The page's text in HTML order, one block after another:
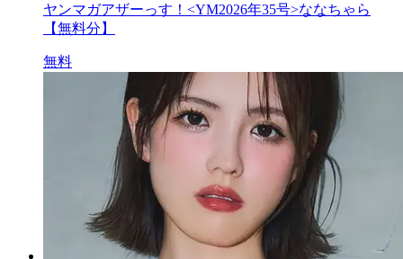
ヤンマガアザーっす！<YM2026年35号>ななちゃら
【無料分】
無料